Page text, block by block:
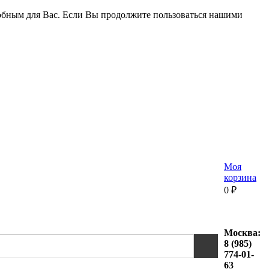
для Вас. Если Вы продолжите пользоваться нашими
Моя
корзина
0 ₽
Москва:
8 (985)
774-01-
63